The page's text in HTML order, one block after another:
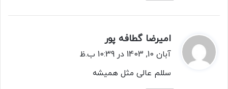
امیرضا گطافه پور
ف
آبان 10, 1403 در 10:39 ب.ظ
سللم عالی مثل همیشه